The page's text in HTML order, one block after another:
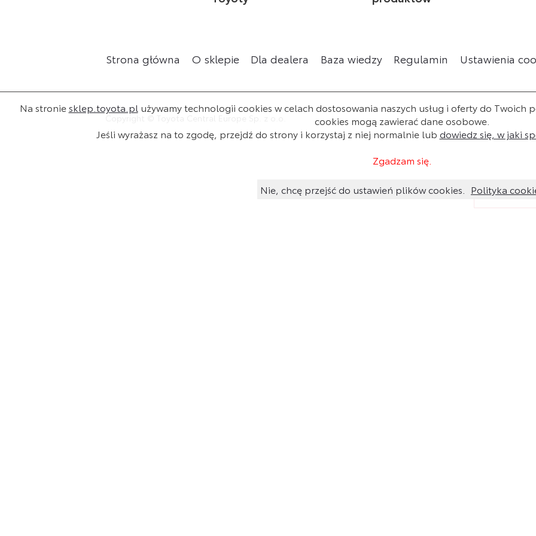
Strona główna O sklepie Dla dealera Baza wiedzy Regulamin Ustawienia
Copyright © Toyota Central Europe Sp. z o.o.
Na stroniesklep.toyota.pl używamy technologii cookies w celach dostosowania naszych usług i oferty do
cookies mogą zawierać dane osobowe.
Jeśli wyrażasz na to zgodę, przejdź do strony i korzystaj z niej normalnie lub dowiedz się, w jaki
Zgadzam się.
Nie, chcę przejść do ustawień plików cookies. Polityka